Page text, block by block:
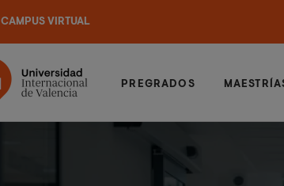
CAMPUS VIRTUAL
PREGRADOS